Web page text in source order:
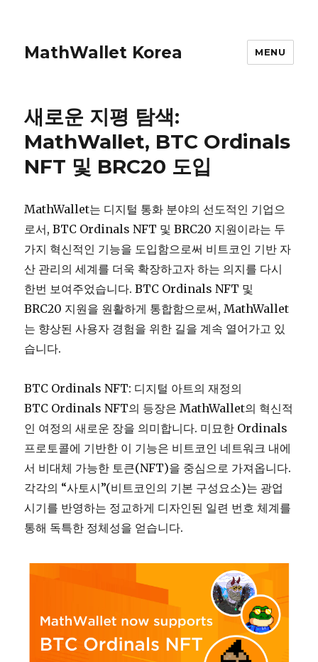
MathWallet Korea MENU
새로운 지평 탐색:
MathWallet, BTC Ordinals
NFT 및 BRC20 도입
MathWallet는 디지털 통화 분야의 선도적인 기업으
로서, BTC Ordinals NFT 및 BRC20 지원이라는 두
가지 혁신적인 기능을 도입함으로써 비트코인 기반 자
산 관리의 세계를 더욱 확장하고자 하는 의지를 다시
한번 보여주었습니다. BTC Ordinals NFT 및
BRC20 지원을 원활하게 통합함으로써, MathWallet
는 향상된 사용자 경험을 위한 길을 계속 열어가고 있
습니다.
BTC Ordinals NFT: 디지털 아트의 재정의
BTC Ordinals NFT의 등장은 MathWallet의 혁신적
인 여정의 새로운 장을 의미합니다. 미묘한 Ordinals
프로토콜에 기반한 이 기능은 비트코인 네트워크 내에
서 비대체 가능한 토큰(NFT)을 중심으로 가져옵니다.
각각의 “사토시”(비트코인의 기본 구성요소)는 광업
시기를 반영하는 정교하게 디자인된 일련 번호 체계를
통해 독특한 정체성을 얻습니다.